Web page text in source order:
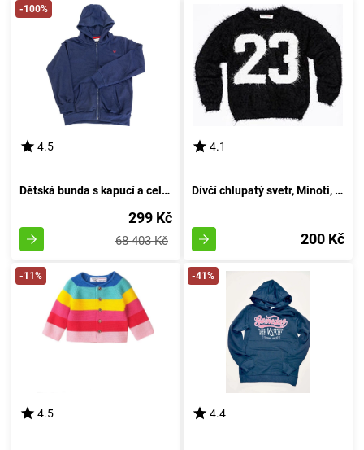
-100%
4.5
Dětská bunda s kapucí a celopropínacím, Minoti, 9ZIPEMB 1, modrá - velikost 98/104 | pro věk 3-4 let
299 Kč
68 403 Kč
4.1
Dívčí chlupatý svetr, Minoti, GRUNGE 4, černý - velikost 98/104 | pro věk 3/4 let
200 Kč
-11%
4.5
-41%
4.4